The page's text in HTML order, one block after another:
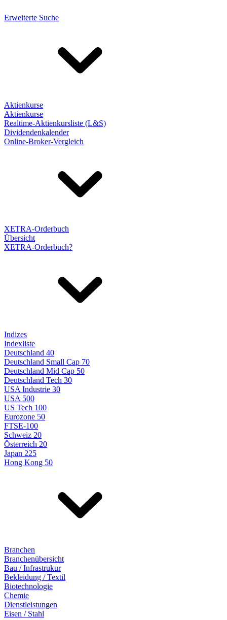
Erweiterte Suche
Aktienkurse
Aktienkurse
Realtime-Aktienkursliste (L&S)
Dividendenkalender
Online-Broker-Vergleich
XETRA-Orderbuch
Übersicht
XETRA-Orderbuch?
Indizes
Indexliste
Deutschland 40
Deutschland Small Cap 70
Deutschland Mid Cap 50
Deutschland Tech 30
USA Industrie 30
USA 500
US Tech 100
Eurozone 50
FTSE-100
Schweiz 20
Österreich 20
Japan 225
Hong Kong 50
Branchen
Branchenübersicht
Bau / Infrastrukur
Bekleidung / Textil
Biotechnologie
Chemie
Dienstleistungen
Eisen / Stahl